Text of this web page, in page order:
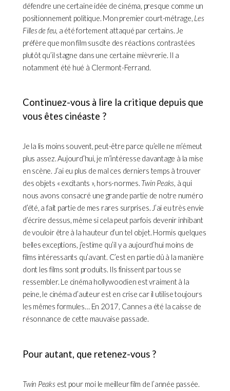
défendre une certaine idée de cinéma, presque comme un
positionnement politique. Mon premier court-métrage, Les
Filles de feu, a été fortement attaqué par certains. Je
préfère que mon film suscite des réactions contrastées
plutôt qu’il stagne dans une certaine mièvrerie. Il a
notamment été hué à Clermont-Ferrand.
Continuez-vous à lire la critique depuis que
vous êtes cinéaste ?
Je la lis moins souvent, peut-être parce qu’elle ne m’émeut
plus assez. Aujourd’hui, je m’intéresse davantage à la mise
en scène. J’ai eu plus de mal ces derniers temps à trouver
des objets « excitants », hors-normes. Twin Peaks, à qui
nous avons consacré une grande partie de notre numéro
d’été, a fait partie de mes rares surprises. J’ai eu très envie
d’écrire dessus, même si cela peut parfois devenir inhibant
de vouloir être à la hauteur d’un tel objet. Hormis quelques
belles exceptions, j’estime qu’il y a aujourd’hui moins de
films intéressants qu’avant. C’est en partie dû à la manière
dont les films sont produits. Ils finissent par tous se
ressembler. Le cinéma hollywoodien est vraiment à la
peine, le cinéma d’auteur est en crise car il utilise toujours
les mêmes formules… En 2017, Cannes a été la caisse de
résonnance de cette mauvaise passade.
Pour autant, que retenez-vous ?
Twin Peaksest pour moi le meilleur film de l’année passée.